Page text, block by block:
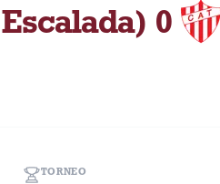
0
TORNEO